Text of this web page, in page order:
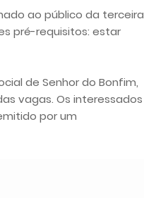
ao público da terceira
pré-requisitos: estar
de Senhor do Bonfim,
vagas. Os interessados
por um